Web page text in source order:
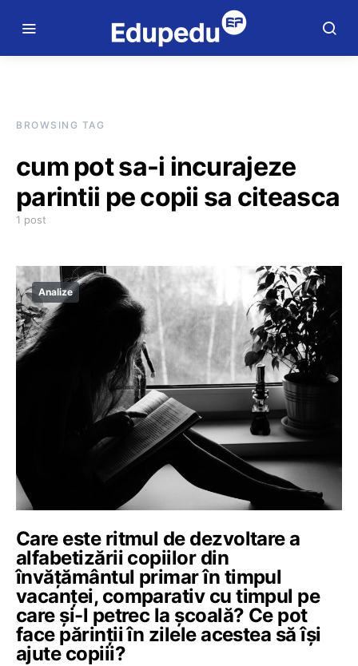
BROWSING TAG
cum pot sa-i incurajeze
parintii pe copii sa citeasca
1 post
Analize
Care este ritmul de dezvoltare a
alfabetizării copiilor din
învățământul primar în timpul
vacanței, comparativ cu timpul pe
care și-l petrec la școală? Ce pot
face părinții în zilele acestea să își
ajute copiii?